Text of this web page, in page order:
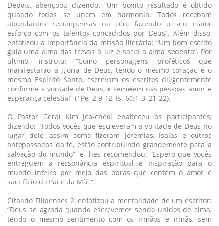
Depois, abençoou dizendo: “Um bonito resultado é obtido
quando todos se unem em harmonia. Todos recebam
abundantes recompensas no céu, fazendo o seu maior
esforço com os talentos concedidos por Deus”. Além disso,
enfatizou a importância da missão literária: “Um bom escrito
guia uma alma das trevas à luz e sacia a alma sedenta”. Por
último, instruiu: “Como personagens proféticos que
manifestarão a glória de Deus, tendo o mesmo coração e o
mesmo Espírito Santo, escrevam os escritos diligentemente
conforme a vontade de Deus, e semeiem nas pessoas amor e
esperança celestial” (1Pe. 2:9-12, Is. 60:1-3, 21-22).
O Pastor Geral Kim Joo-cheol enalteceu os participantes,
dizendo: “Todos vocês que escreveram a vontade de Deus no
lugar dele, assim como fizeram Jeremias, Isaías e outros
antepassados da fé, estão contribuindo grandemente para a
salvação do mundo”, e lhes recomendou: “Espero que vocês
entreguem a ressonância espiritual e inspiração para o
mundo inteiro por meio das obras que contém o amor e
sacrifício do Pai e da Mãe”.
Citando Filipenses 2, enfatizou a mentalidade de um escritor:
“Deus se agrada quando escrevemos sendo unidos de alma,
tendo o mesmo sentimento com os irmãos e irmãs, sem